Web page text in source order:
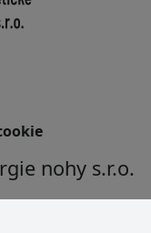
nohy s.r.o.